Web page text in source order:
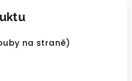
na straně)